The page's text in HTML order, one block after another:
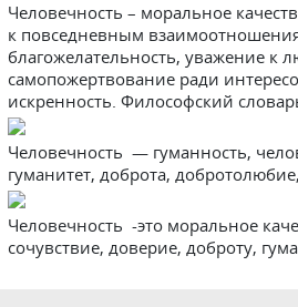
Человечность – моральное
к повседневным
благожелательность, уважение к
самопожертвование ради
искренность. Философский
Человечность — гуманность,
гуманитет, доброта,
Человечность -это моральное
сочувствие, доверие, доброту,